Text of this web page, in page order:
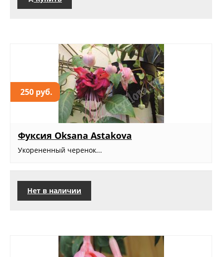
250 руб.
Фуксия Oksana Astakova
Укорененный черенок...
Нет в наличии